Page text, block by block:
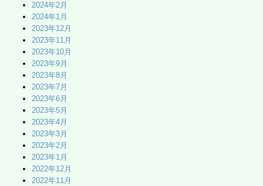
2024年2月
2024年1月
2023年12月
2023年11月
2023年10月
2023年9月
2023年8月
2023年7月
2023年6月
2023年5月
2023年4月
2023年3月
2023年2月
2023年1月
2022年12月
2022年11月